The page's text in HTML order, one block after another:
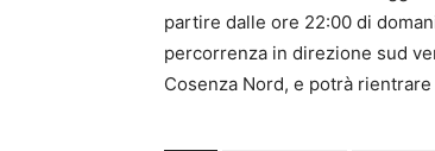
partire dalle ore 22:00 di
percorrenza in direzione sud
Cosenza Nord, e potrà